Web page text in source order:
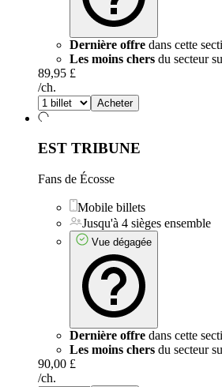
Dernière offre dans cette
Les moins chers du secteur
89,95 £
/ch.
Acheter
EST TRIBUNE
Fans de Écosse
Mobile billets
Jusqu'à 4 sièges ensemble
Vue dégagée
Dernière offre dans cette
Les moins chers du secteur
90,00 £
/ch.